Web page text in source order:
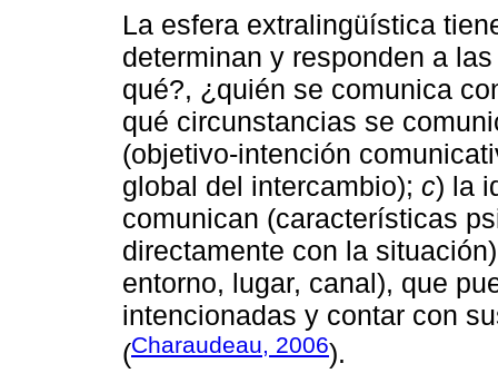
La esfera extralingüística
determinan y responden a
qué?, ¿quién se comunica
qué circunstancias se
(objetivo-intención
global del intercambio); c) la
comunican (características
directamente con la
entorno, lugar, canal), que
intencionadas y contar con
(Charaudeau, 2006).